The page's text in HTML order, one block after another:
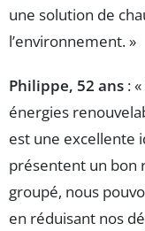
une solution de
l’environnement. »
Philippe, 52 ans :
énergies
est une excellente
présentent un bon
groupé, nous
en réduisant nos